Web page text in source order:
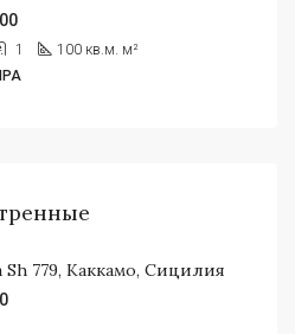
1 100 кв.м. м²
779, Каккамо, Сицилия